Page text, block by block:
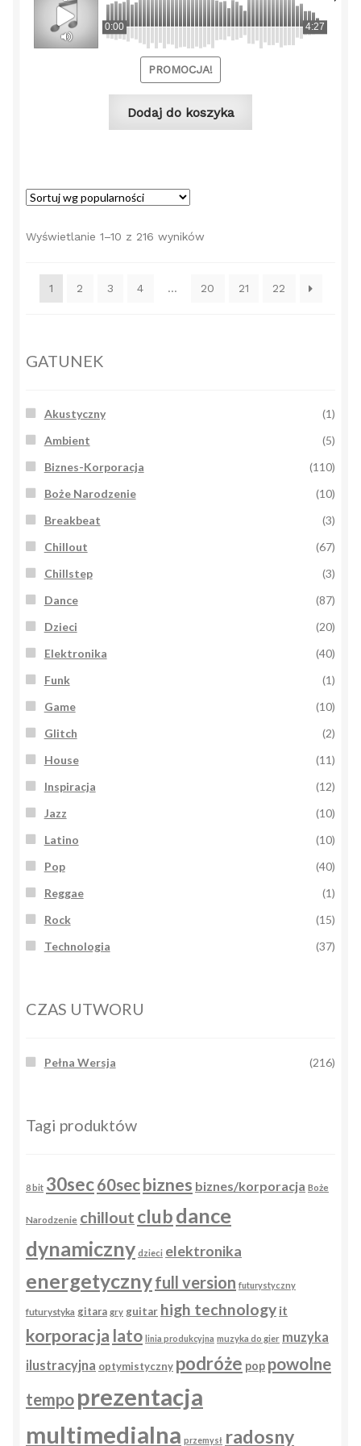
0:00 4:27
PROMOCJA!
wynosiła:
49,00 zł.
Dodaj do koszyka
Wyświetlanie 1–10 z 216 wyników
1
2 3 4 … 20 21 22
GATUNEK
Akustyczny
(1)
Ambient
(5)
Biznes-Korporacja
(110)
Boże Narodzenie
(10)
Breakbeat
(3)
Chillout
(67)
Chillstep
(3)
Dance
(87)
Dzieci
(20)
Elektronika
(40)
Funk
(1)
Game
(10)
Glitch
(2)
House
(11)
Inspiracja
(12)
Jazz
(10)
Latino
(10)
Pop
(40)
Reggae
(1)
Rock
(15)
Technologia
(37)
CZAS UTWORU
Pełna Wersja (216)
Tagi produktów
8 bit 30sec60secbiznes biznes/korporacja Boże
Narodzenie chillout clubdance
dynamiczny dzieci elektronika
energetycznyfull version futurystyczny
futurystyka gitara gry guitar high technology it
korporacja lato linia produkcyjna muzyka do gier muzyka
ilustracyjna optymistyczny podróże pop powolne
tempo prezentacja
multimedialna przemysł radosny